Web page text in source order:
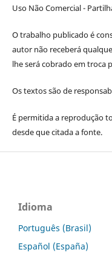
Uso Não Comercial -
O trabalho publicado é
autor não receberá
lhe será cobrado em troca
Os textos são de
É permitida a reprodução
desde que citada a fonte.
Idioma
Português (Brasil)
Español (España)